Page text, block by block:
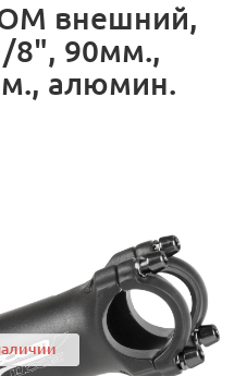
внешний,
8", 90мм.,
алюмин.